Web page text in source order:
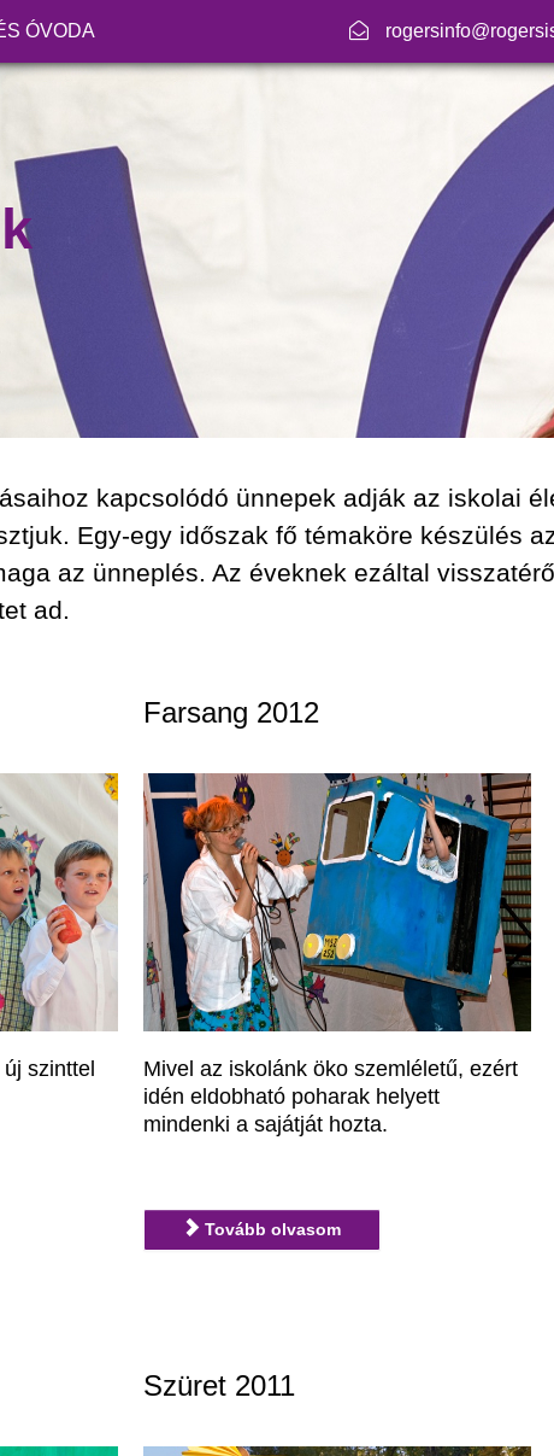
ÓVODA
kapcsolódó ünnepek adják az iskolai
Egy-egy időszak fő témaköre készülés
az ünneplés. Az éveknek ezáltal
ad.
szinttel
Farsang 2012
Mivel az iskolánk öko szemléletű, ezért
idén eldobható poharak helyett
mindenki a sajátját hozta.
Tovább olvasom
Szüret 2011